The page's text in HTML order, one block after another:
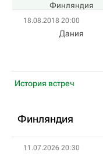
Финляндия
18.08.2018 20:00
Дания
История встреч
Финляндия
11.07.2026 20:30